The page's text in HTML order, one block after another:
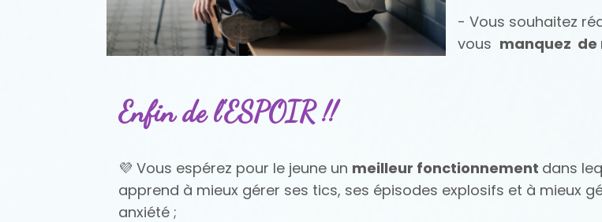
- Vous souhaitez
vous manquez de
Enfin de l'ESPOIR !!
💜 Vous espérez pour le jeune un meilleur fonctionnement dans
apprend à mieux gérer ses tics, ses épisodes explosifs et à mieux
anxiété ;